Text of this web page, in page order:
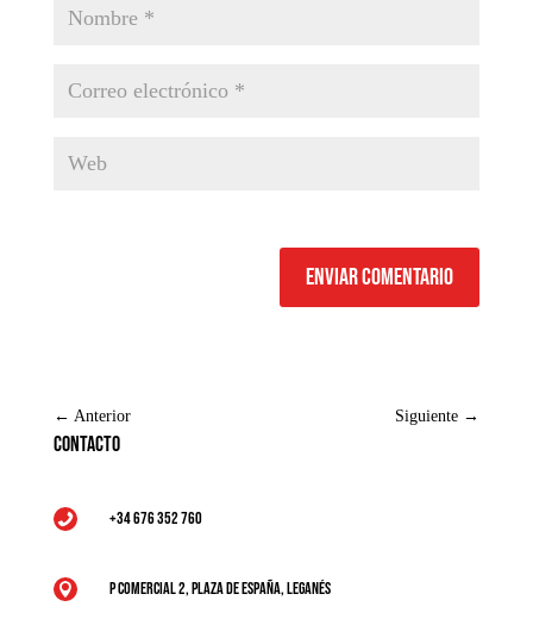
Enviar comentario
← Anterior Siguiente →
Contacto
 +34 676 352 760
 P Comercial 2, Plaza de España, Leganés